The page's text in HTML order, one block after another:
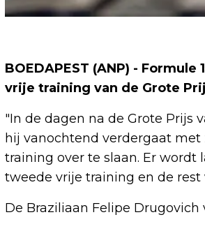
BOEDAPEST (ANP) -
vrije training van de Grote
"In de dagen na de Grote Prijs
hij vanochtend verdergaat
training over te slaan. Er wordt
tweede vrije training en de
De Braziliaan Felipe